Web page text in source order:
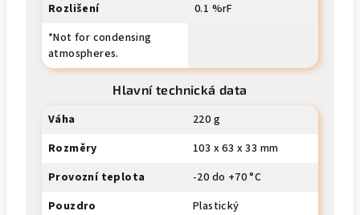
Rozlišení
0.1 %rF
*Not for condensing
atmospheres.
Hlavní technická data
Váha
220 g
Rozměry
103 x 63 x 33 mm
Provozní teplota
-20 do +70 °C
Pouzdro
Plastický